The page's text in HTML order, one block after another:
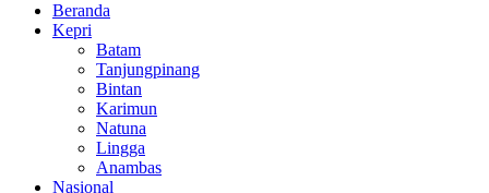
Beranda
Kepri
Batam
Tanjungpinang
Bintan
Karimun
Natuna
Lingga
Anambas
Nasional